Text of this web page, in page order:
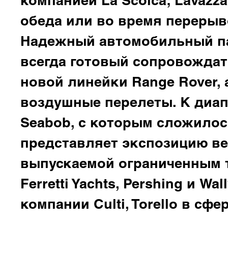
обеда или во время
Надежный автомобильный
всегда готовый
новой линейки Range
воздушные перелеты. К
Seabob, с которым
представляет экспозицию
выпускаемой ограниченным
Ferretti Yachts, Pershing и
компании Culti, Torello в